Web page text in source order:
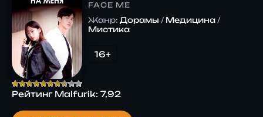
FACE ME
Жанр: Дорамы / Медицина /
Мистика
16+
Рейтинг Malfurik: 7,92